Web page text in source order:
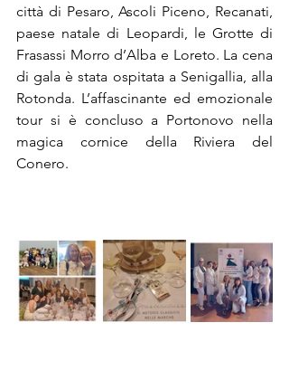
città di Pesaro, Ascoli Piceno, Recanati,
paese natale di Leopardi, le Grotte di
Frasassi Morro d’Alba e Loreto. La cena
di gala è stata ospitata a Senigallia, alla
Rotonda. L’affascinante ed emozionale
tour si è concluso a Portonovo nella
magica cornice della Riviera del
Conero.